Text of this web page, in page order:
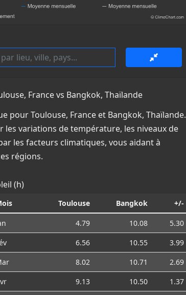
France vs Bangkok, Thaïlande
pour Toulouse, France et Bangkok, Thaïlande.
variations de température, les niveaux de
les facteurs climatiques, vous aidant à
régions.
(h)
Toulouse Bangkok +/-
4.79 10.08
5.30
6.56 10.55
3.99
8.02 10.71
2.69
9.13 10.50
1.37